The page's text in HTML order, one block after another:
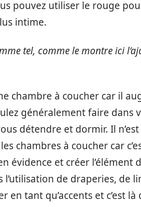
pouvez utiliser le rouge
intime.
tel, comme le montre ici
chambre à coucher car il
généralement faire dans
détendre et dormir. Il
chambres à coucher car
évidence et créer l’élément
l’utilisation de draperies, de
en tant qu’accents et c’est